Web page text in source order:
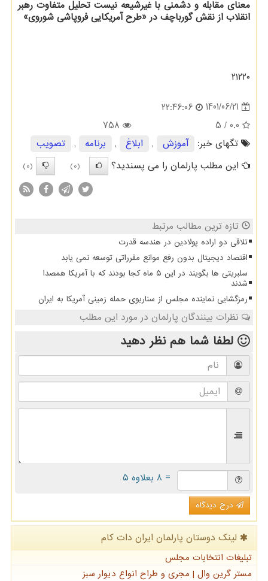
معنای مقابله و دشمنی با غیرشیعه نیست تحلیل متفاوت رهبر
انقلاب از نقش گورباچف در «طرح آمریکایی فروپاشی شوروی»
۲۱۲۲۰
1401/06/21
22:46:06
0.0
/ 5
758
تگهای خبر:
آموزش , ابلاغ , برنامه ,
تصویب
این مطلب پارلمان را می پسندید؟
(0)
(0)
تازه ترین مطالب مرتبط
تلاقی دو اراده پولادین در هندسه قدرت
اقتصاد دیجیتال بدون رفع موانع مقرراتی توسعه نمی یابد
سلبریتی ها بگویند در این ۵ ماه کجا بودند که با آمریکا همصدا
شدند
رمزگشایی نماینده مجلس از سناریوی حمله زمینی آمریکا به ایران
نظرات بینندگان پارلمان در مورد این مطلب
لطفا شما همنظر دهید
= ۸ بعلاوه ۵
درج دیدگاه
لینک دوستان پارلمان ایران دات كام
تبلیغات انتخابات مجلس
مستر گرین وال | مجری و طراح انواع دیوار سبز